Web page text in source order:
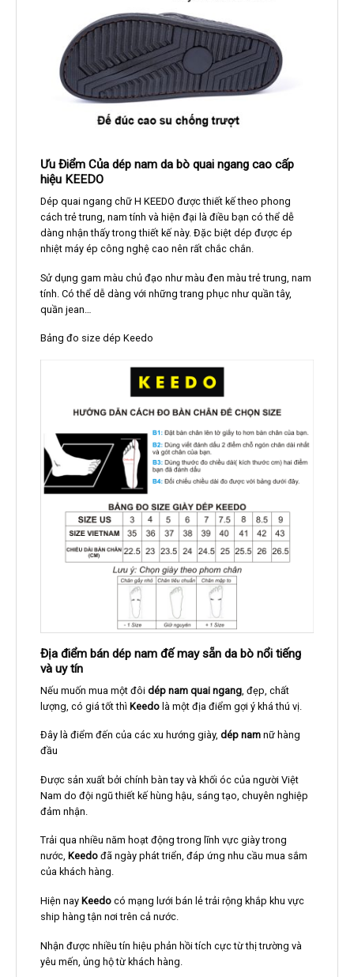
Ưu Điểm Của dép nam da bò quai ngang cao cấp
hiệu KEEDO
Dép quai ngang chữ H KEEDO được thiết kế theo phong
cách trẻ trung, nam tính và hiện đại là điều bạn có thể dễ
dàng nhận thấy trong thiết kế này. Đặc biệt dép được ép
nhiệt máy ép công nghệ cao nên rất chắc chắn.
Sử dụng gam màu chủ đạo như màu đen màu trẻ trung, nam
tính. Có thể dễ dàng với những trang phục như quần tây,
quần jean…
Bảng đo size dép Keedo
Địa điểm bán dép nam đế may sẵn da bò nổi tiếng
và uy tín
Nếu muốn mua một đôi dép nam quai ngang, đẹp, chất
lượng, có giá tốt thì Keedolà một địa điểm gợi ý khá thú vị.
Đây là điểm đến của các xu hướng giày, dép namnữ hàng
đầu
Được sản xuất bởi chính bàn tay và khối óc của người Việt
Nam do đội ngũ thiết kế hùng hậu, sáng tạo, chuyên nghiệp
đảm nhận.
Trải qua nhiều năm hoạt động trong lĩnh vực giày trong
nước, Keedođã ngày phát triển, đáp ứng nhu cầu mua sắm
của khách hàng.
Hiện nay Keedocó mạng lưới bán lẻ trải rộng khắp khu vực
ship hàng tận nơi trên cả nước.
Nhận được nhiều tín hiệu phản hồi tích cực từ thị trường và
yêu mến, ủng hộ từ khách hàng.